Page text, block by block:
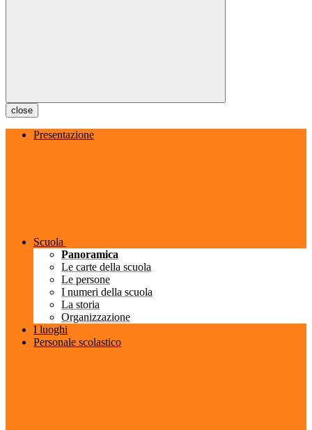
close
Presentazione
Scuola
Panoramica
Le carte della scuola
Le persone
I numeri della scuola
La storia
Organizzazione
I luoghi
Personale scolastico